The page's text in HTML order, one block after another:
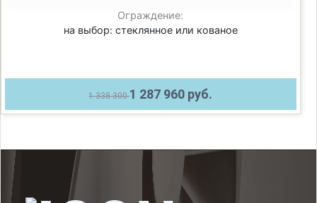
Ограждение:
на выбор: стеклянное или кованое
1 338 3001 287 960 руб.